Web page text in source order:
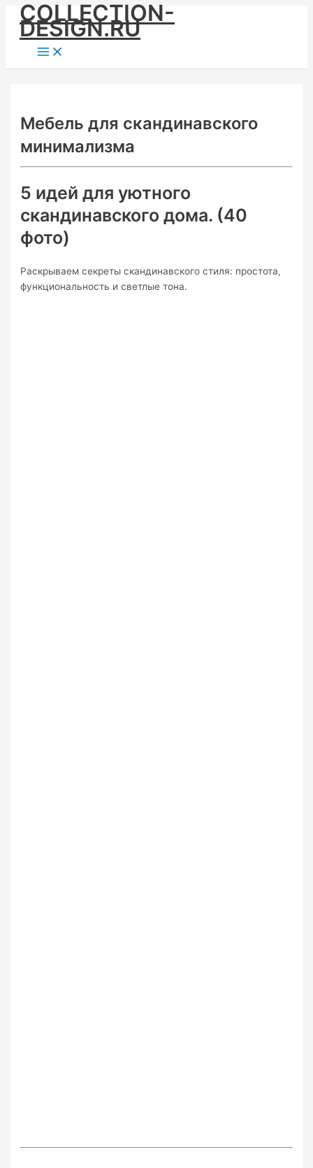
Skip
content
COLLECTION-
DESIGN.RU
Main
Menu
Мебель для скандинавского
минимализма
5 идей для уютного
скандинавского дома. (40
фото)
Раскрываем секреты скандинавского стиля: простота,
функциональность и светлые тона.